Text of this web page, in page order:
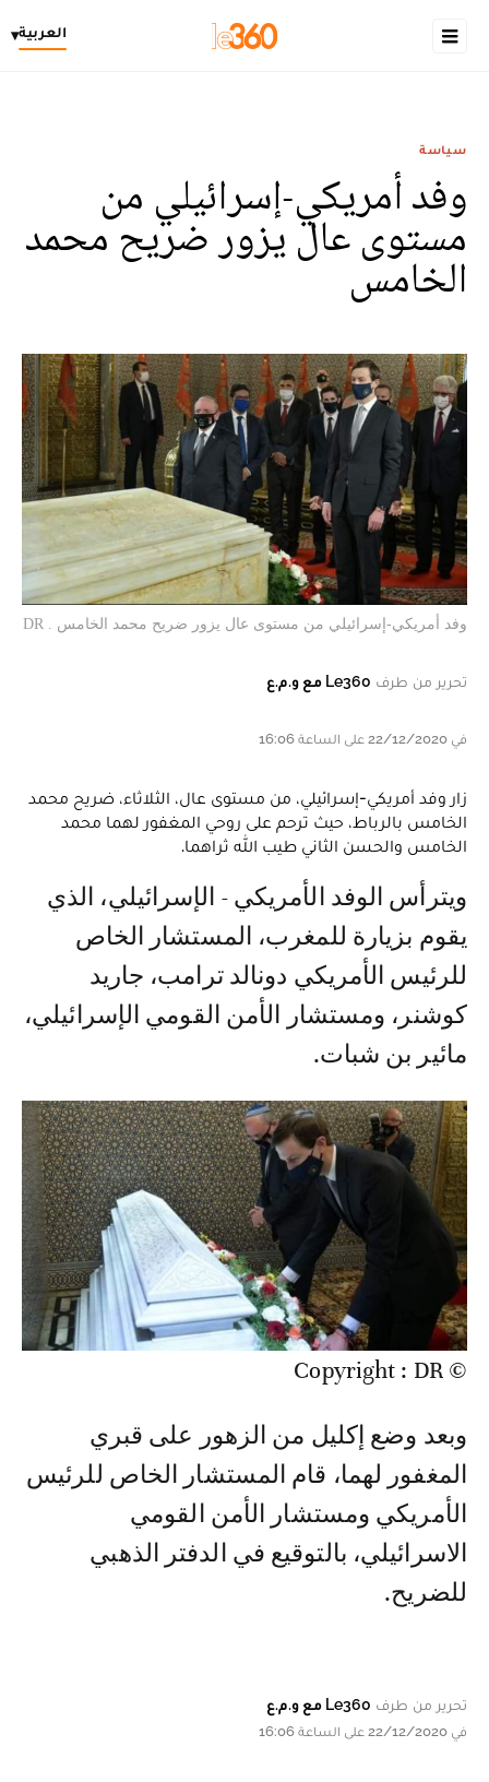
العربية▾
سياسة
وفد أمريكي-إسرائيلي من
مستوى عال يزور ضريح محمد
الخامس
وفد أمريكي-إسرائيلي من مستوى عال يزور ضريح محمد الخامس . DR
تحرير من طرف Le360 مع و.م.ع
في 22/12/2020 على الساعة 16:06
زار وفد أمريكي-إسرائيلي، من مستوى عال، الثلاثاء، ضريح محمد
الخامس بالرباط، حيث ترحم على روحي المغفور لهما محمد
الخامس والحسن الثاني طيب الله ثراهما.
ويترأس الوفد الأمريكي - الإسرائيلي، الذي
يقوم بزيارة للمغرب، المستشار الخاص
للرئيس الأمريكي دونالد ترامب، جاريد
كوشنر، ومستشار الأمن القومي الإسرائيلي،
مائير بن شبات.
© Copyright : DR
وبعد وضع إكليل من الزهور على قبري
المغفور لهما، قام المستشار الخاص للرئيس
الأمريكي ومستشار الأمن القومي
الاسرائيلي، بالتوقيع في الدفتر الذهبي
للضريح.
تحرير من طرف Le360 مع و.م.ع
في 22/12/2020 على الساعة 16:06